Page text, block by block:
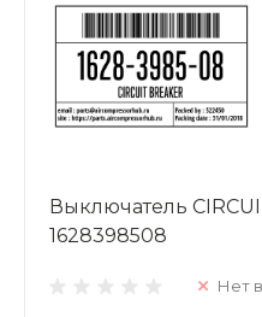
Выключатель
1628398508
Нет